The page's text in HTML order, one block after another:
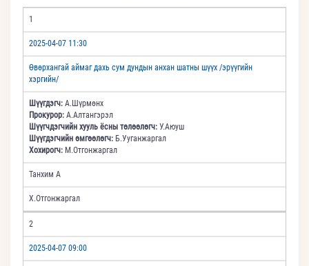
1
2025-04-07 11:30
Өвөрхангай аймаг дахь сум дундын анхан шатны шүүх /эрүүгийн
хэргийн/
Шүүгдэгч: А.Шүрмөнх
Прокурор: А.Алтангэрэл
Шүүгчдэгчийн хууль ёсны төлөөлөгч: У.Аюуш
Шүүгдэгчийн өмгөөлөгч: Б.Ууганжаргал
Хохирогч: М.Отгонжаргал
Танхим А
Х.Отгонжаргал
2
2025-04-07 09:00